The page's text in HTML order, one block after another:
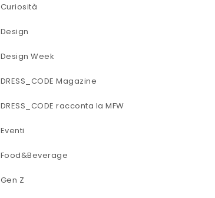
Curiosità
Design
Design Week
DRESS_CODE Magazine
DRESS_CODE racconta la MFW
Eventi
Food&Beverage
Gen Z